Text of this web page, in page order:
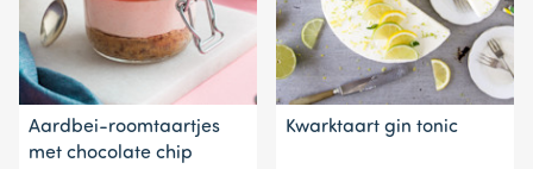
Aardbei-roomtaartjes
met chocolate chip
Kwarktaart gin tonic